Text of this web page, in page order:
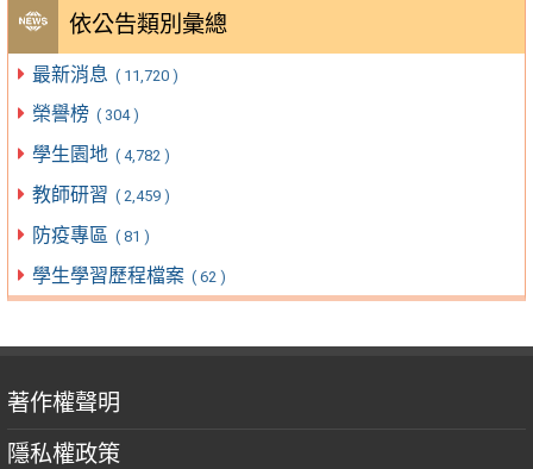
依公告類別彙總
最新消息 ( 11,720 )
榮譽榜 ( 304 )
學生園地 ( 4,782 )
教師研習 ( 2,459 )
防疫專區 ( 81 )
學生學習歷程檔案 ( 62 )
著作權聲明
隱私權政策